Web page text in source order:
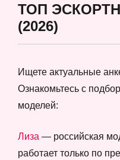
ТОП
(2026)
Ищете актуальные
Ознакомьтесь с
моделей:
Лиза — российская
работает только по